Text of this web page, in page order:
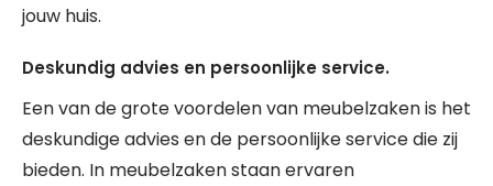
jouw huis.
Deskundig advies en persoonlijke service.
Een van de grote voordelen van meubelzaken is het
deskundige advies en de persoonlijke service die zij
bieden. In meubelzaken staan ervaren